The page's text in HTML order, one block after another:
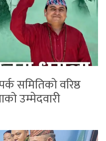
समितिको वरिष्ठ
उम्मेदवारी